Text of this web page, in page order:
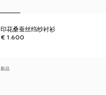
印花桑蚕丝绉纱衬衫
€ 1.600
新品